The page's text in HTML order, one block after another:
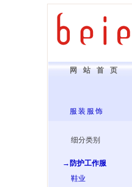
网站首页
服装服饰
细分类别
→防护工作服
鞋业